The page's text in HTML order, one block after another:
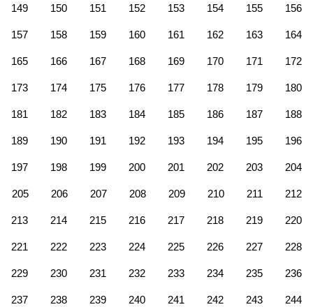
149 150 151 152 153 154 155 156
157 158 159 160 161 162 163 164
165 166 167 168 169 170 171 172
173 174 175 176 177 178 179 180
181 182 183 184 185 186 187 188
189 190 191 192 193 194 195 196
197 198 199 200 201 202 203 204
205 206 207 208 209 210 211 212
213 214 215 216 217 218 219 220
221 222 223 224 225 226 227 228
229 230 231 232 233 234 235 236
237 238 239 240 241 242 243 244